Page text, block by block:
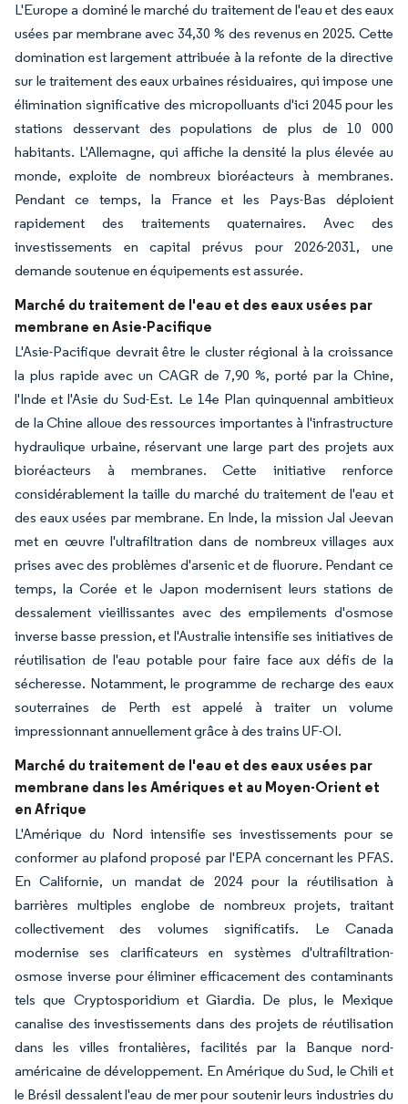
L'Europe a dominé le marché du traitement de l'eau et des eaux
usées par membrane avec 34,30 % des revenus en 2025. Cette
domination est largement attribuée à la refonte de la directive
sur le traitement des eaux urbaines résiduaires, qui impose une
élimination significative des micropolluants d'ici 2045 pour les
stations desservant des populations de plus de 10 000
habitants. L'Allemagne, qui affiche la densité la plus élevée au
monde, exploite de nombreux bioréacteurs à membranes.
Pendant ce temps, la France et les Pays-Bas déploient
rapidement des traitements quaternaires. Avec des
investissements en capital prévus pour 2026-2031, une
demande soutenue en équipements est assurée.
Marché du traitement de l'eau et des eaux usées par
membrane en Asie-Pacifique
L'Asie-Pacifique devrait être le cluster régional à la croissance
la plus rapide avec un CAGR de 7,90 %, porté par la Chine,
l'Inde et l'Asie du Sud-Est. Le 14e Plan quinquennal ambitieux
de la Chine alloue des ressources importantes à l'infrastructure
hydraulique urbaine, réservant une large part des projets aux
bioréacteurs à membranes. Cette initiative renforce
considérablement la taille du marché du traitement de l'eau et
des eaux usées par membrane. En Inde, la mission Jal Jeevan
met en œuvre l'ultrafiltration dans de nombreux villages aux
prises avec des problèmes d'arsenic et de fluorure. Pendant ce
temps, la Corée et le Japon modernisent leurs stations de
dessalement vieillissantes avec des empilements d'osmose
inverse basse pression, et l'Australie intensifie ses initiatives de
réutilisation de l'eau potable pour faire face aux défis de la
sécheresse. Notamment, le programme de recharge des eaux
souterraines de Perth est appelé à traiter un volume
impressionnant annuellement grâce à des trains UF-OI.
Marché du traitement de l'eau et des eaux usées par
membrane dans les Amériques et au Moyen-Orient et
en Afrique
L'Amérique du Nord intensifie ses investissements pour se
conformer au plafond proposé par l'EPA concernant les PFAS.
En Californie, un mandat de 2024 pour la réutilisation à
barrières multiples englobe de nombreux projets, traitant
collectivement des volumes significatifs. Le Canada
modernise ses clarificateurs en systèmes d'ultrafiltration-
osmose inverse pour éliminer efficacement des contaminants
tels que Cryptosporidium et Giardia. De plus, le Mexique
canalise des investissements dans des projets de réutilisation
dans les villes frontalières, facilités par la Banque nord-
américaine de développement. En Amérique du Sud, le Chili et
le Brésil dessalent l'eau de mer pour soutenir leurs industries du